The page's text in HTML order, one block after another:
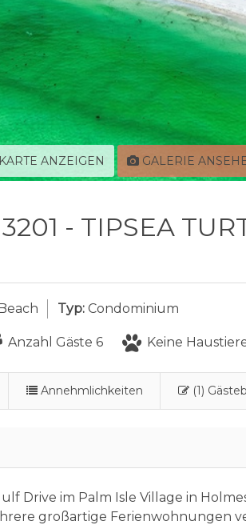
ANZEIGEN GALERIE
- TIPSEA
Typ: Condominium
Anzahl Gäste 6 Keine
Annehmlichkeiten (1)
Drive im Palm Isle Village in
großartige Ferienwohnungen